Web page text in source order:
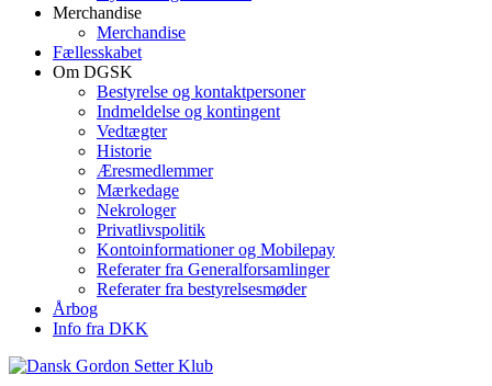
Merchandise
Merchandise
Fællesskabet
Om DGSK
Bestyrelse og kontaktpersoner
Indmeldelse og kontingent
Vedtægter
Historie
Æresmedlemmer
Mærkedage
Nekrologer
Privatlivspolitik
Kontoinformationer og Mobilepay
Referater fra Generalforsamlinger
Referater fra bestyrelsesmøder
Årbog
Info fra DKK